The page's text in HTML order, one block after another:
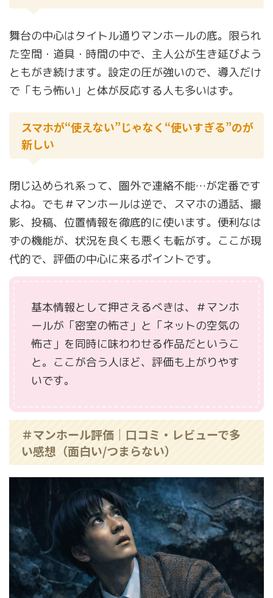
舞台の中心はタイトル通りマンホールの底。限られ
た空間・道具・時間の中で、主人公が生き延びよう
ともがき続けます。設定の圧が強いので、導入だけ
で「もう怖い」と体が反応する人も多いはず。
スマホが“使えない”じゃなく“使いすぎる”のが
新しい
閉じ込められ系って、圏外で連絡不能…が定番です
よね。でも＃マンホールは逆で、スマホの通話、撮
影、投稿、位置情報を徹底的に使います。便利なは
ずの機能が、状況を良くも悪くも転がす。ここが現
代的で、評価の中心に来るポイントです。
基本情報として押さえるべきは、＃マンホ
ールが「密室の怖さ」と「ネットの空気の
怖さ」を同時に味わわせる作品だというこ
と。ここが合う人ほど、評価も上がりやす
いです。
＃マンホール評価｜口コミ・レビューで多
い感想（面白い/つまらない）